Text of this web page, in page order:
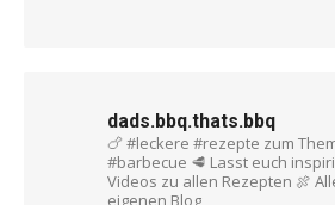
dads.bbq.thats.bbq
🍗 #leckere #rezepte zum
#barbecue 🥩 Lasst euch
Videos zu allen Rezepten 🍖
eigenen Blog